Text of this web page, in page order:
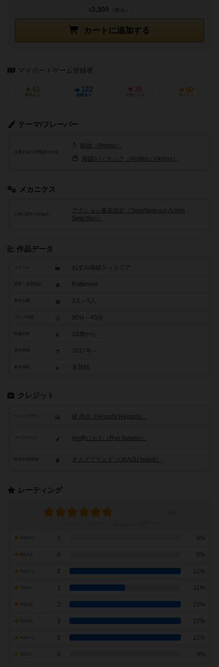
カートに追加する
¥3,300 （税込）
マイボードゲーム登録者
43
興味あり
122
経験あり
20
お気に入り
90
持ってる
テーマ/フレーバー
動物（Animal）
海賊/バイキング（Pirates / Vikings）
メカニクス
行動に関する仕組み
アクション事前決定（Simultaneous Action
Selection）
作品データ
タイトル ねずみ海賊ラッタニア
原題・英題表記 Rattaneer
参加人数 2人～5人
30分～45分
対象年齢 10歳から
2017年～
参考価格 未登録
クレジット
ゲームデザイン 林 尚志（Hisashi Hayashi）
アートワーク ryo@にゃも（Ryo Nyamo）
オカズブランド（OKAZU brand）
レーティング
0 0%
9点の人 0 0%
2 22%
7点の人 1 11%
2 22%
2 22%
2 22%
0 0%